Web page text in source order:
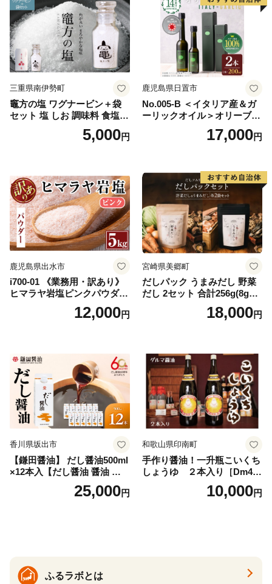
三重県南伊勢町
竈方の塩 ワグナービン＋袋
セット 塩 しお 調味料 食塩
天然 ミネラル 調味料 ソルト
salt 料理 味付 おにぎり 三重
5,000円
鹿児島県日置市
No.005-B ＜イタリア産＆ガ
ーリックオイル＞オリーブオ
イルセット(200ml×2本) 日置
市 特産品 調味料 油 エキスト
ブ】
17,000円
鹿児島県出水市
i700-01 《業務用・訳あり》
ヒマラヤ岩塩ピンクパウダー
タイプ(5kg) 岩塩 塩 調味料
しお 保存料不使用 天然 パウ
ティースマイル】
12,000円
宮崎県美郷町
だしパック うまみだし 野菜
だし 2セット 合計256g(8g×8
パック×2種×2セット) [岡田商
店 宮崎県 美郷町 31ac0069]
18,000円
香川県坂出市
【鎌田醤油】 だし醤油500ml
×12本入【だし醤油 醤油 人気
おすすめ 人気だし醤油 出汁
25,000円
和歌山県印南町
手作り醤油！一升瓶こいくち
しょうゆ ２本入り［Dm4］
｜手作り 醤油 和歌山県 印南
町 一升瓶 こいくちしょうゆ
10,000円
ふるラボとは